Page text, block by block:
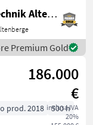
-
Agrartechnik Altenberge GmbH
Premium Gold
186.000
€
inclusa IVA
20%
prod. 2018
500 h